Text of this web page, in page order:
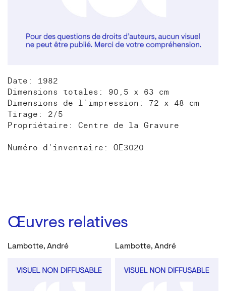
Date: 1982
Dimensions totales: 90,5 x 63 cm
Dimensions de l’impression: 72 x 48 cm
Tirage: 2/5
Propriétaire: Centre de la Gravure
Numéro d'inventaire: OE3020
Œuvres relatives
Lambotte, André Lambotte, André